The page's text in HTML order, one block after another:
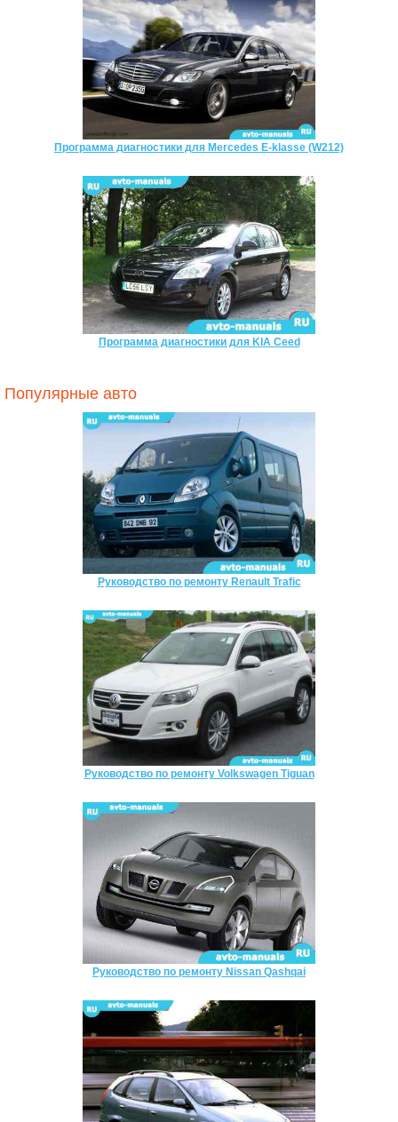
Программа диагностики для Mercedes E-klasse (W212)
Программа диагностики для KIA Ceed
Популярные авто
Руководство по ремонту Renault Trafic
Руководство по ремонту Volkswagen Tiguan
Руководство по ремонту Nissan Qashqai